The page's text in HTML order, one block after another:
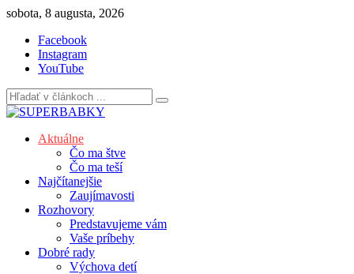
Skip
content
sobota, 8 augusta, 2026
Facebook
Instagram
YouTube
Aktuálne
Čo ma štve
Čo ma teší
Najčítanejšie
Zaujímavosti
Rozhovory
Predstavujeme vám
Vaše príbehy
Dobré rady
Výchova detí